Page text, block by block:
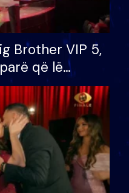
Brother VIP 5,
që lë
për